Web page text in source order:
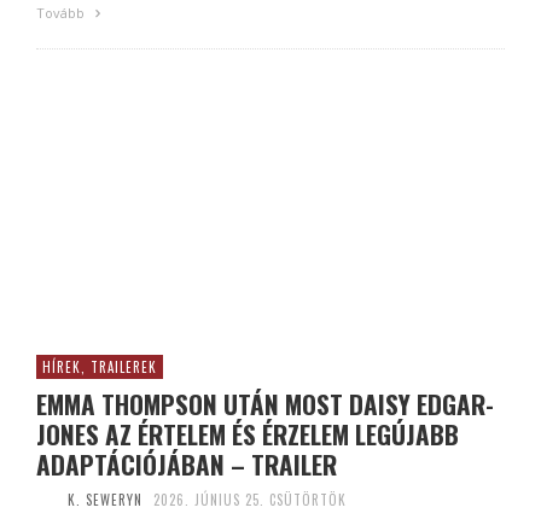
Tovább
HÍREK, TRAILEREK
EMMA THOMPSON UTÁN MOST DAISY EDGAR-
JONES AZ ÉRTELEM ÉS ÉRZELEM LEGÚJABB
ADAPTÁCIÓJÁBAN – TRAILER
K. SEWERYN 2026. JÚNIUS 25. CSÜTÖRTÖK